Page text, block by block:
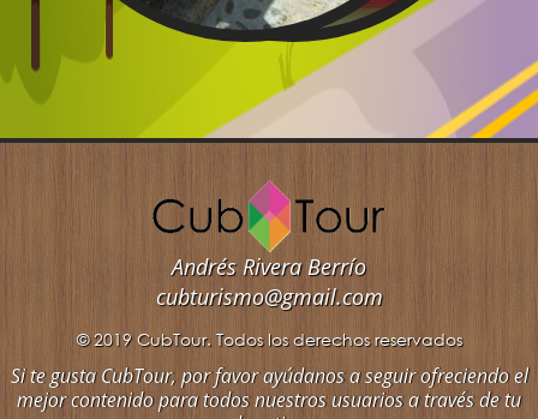
Andrés Rivera Berrío
cubturismo@gmail.com
© 2019 CubTour. Todos los derechos reservados
Si te gusta CubTour, por favor ayúdanos a seguir ofreciendo el
mejor contenido para todos nuestros usuarios a través de tu